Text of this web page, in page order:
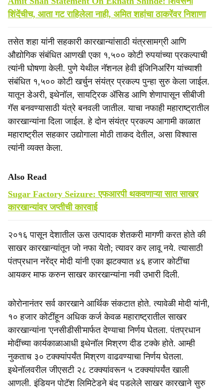
शिंदेंचीच, आता गट राहिलेला नाही, अमित शहांचा ठाकरेंवर निशाणा
तसेत शहा यांनी सहकारी कारखान्यांसाठी यंत्रसामग्री आणि
औद्योगिक संबंधित आणखी एका १,५०० कोटी रुपयांच्या प्रकल्पाची
त्यांनी घोषणा केली. पुणे येथील नॅशनल हेवी इंजिनिअरिंग यांच्याशी
संबंधित १,५०० कोटी खर्चुन संयंत्र प्रकल्प पुन्हा सुरु केला जाईल.
यातून डेअरी, इथेनॉल, सायट्रिक ॲसिड आणि शेणापासून सीबीजी
गॅस बनवण्यासाठी यंत्रे बनवली जातील. याचा नफाही महाराष्ट्रातील
कारखान्यांना दिला जाईल. हे दोन संयंत्र प्रकल्प आगामी काळात
महाराष्ट्रील सहकार उद्योगाला मोठी ताकद देतील, असा विश्वास
त्यांनी व्यक्त केला.
Also Read
Sugar Factory Seizure: एफआरपी थकवणाऱ्या सात साखर
कारखान्यांवर जप्तीची कारवाई
२०१६ पासून देशातील ऊस उत्पादक शेतकरी मागणी करत होते की
साखर कारखान्यांतून जो नफा येतो; त्यावर कर लावू नये. त्यासाठी
पंतप्रधान नरेंद्र मोदी यांनी एका झटक्यात ४६ हजार कोटींचा
आयकर माफ करुन साखर कारखान्यांना नवी उभारी दिली.
कोरोनानंतर सर्व कारखाने आर्थिक संकटात होते. त्यावेळी मोदी यांनी,
१० हजार कोटींहून अधिक कर्ज केवळ महाराष्ट्रातील साखर
कारखान्यांना 'एनसीडीसी'मार्फत देण्याचा निर्णय घेतला. पंतप्रधान
मोदींच्या कार्यकाळाआधी इथेनॉल मिश्रण दीड टक्के होते. आम्ही
नुकताच ३० टक्क्यांपर्यंत मिश्रण वाढवण्याचा निर्णय घेतला.
इथेनॉलवरील जीएसटी २८ टक्क्यांवरून ५ टक्क्यांपर्यंत खाली
आणली. इंडियन पोटॅश लिमिटेडने बंद पडलेले साखर कारखाने सुरु